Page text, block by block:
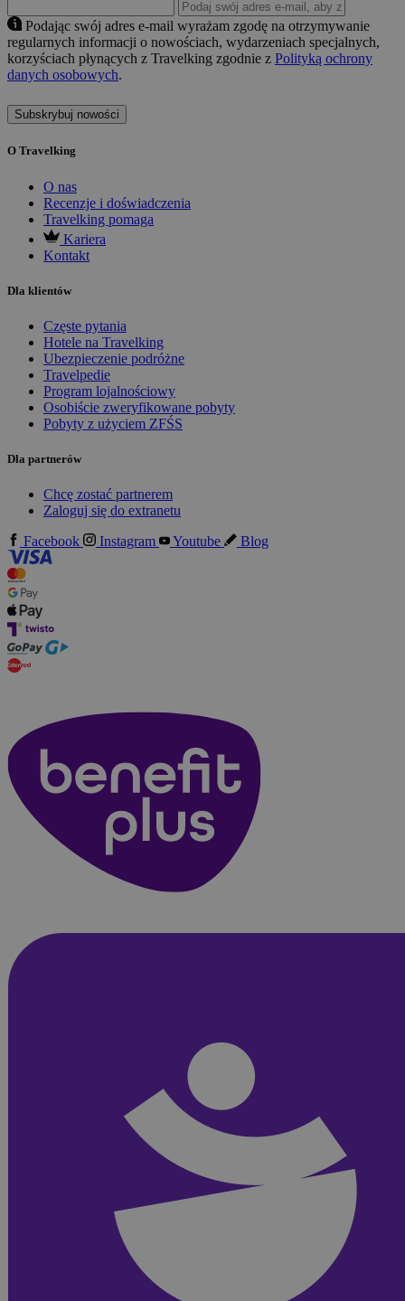
Podając swój adres e-mail wyrażam zgodę na otrzymywanie
regularnych informacji o nowościach, wydarzeniach specjalnych,
korzyściach płynących z Travelking zgodnie z Polityką ochrony
danych osobowych.
Subskrybuj nowości
O Travelking
O nas
Recenzje i doświadczenia
Travelking pomaga
Kariera
Kontakt
Dla klientów
Częste pytania
Hotele na Travelking
Ubezpieczenie podróżne
Travelpedie
Program lojalnościowy
Osobiście zweryfikowane pobyty
Pobyty z użyciem ZFŚS
Dla partnerów
Chcę zostać partnerem
Zaloguj się do extranetu
Facebook
Instagram Youtube Blog